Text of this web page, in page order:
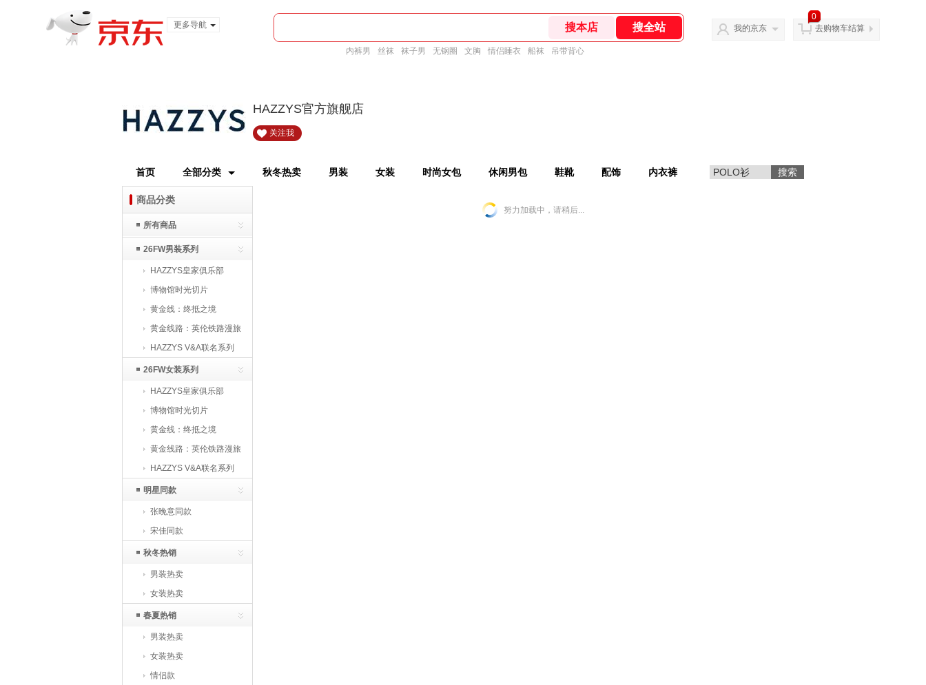
更多导航
内裤男 丝袜 袜子男 无钢圈 文胸 情侣睡衣 船袜 吊带背心
我的京东
0
去购物车结算
HAZZYS官方旗舰店
关注我
首页 全部分类 秋冬热卖 男装 女装 时尚女包 休闲男包 鞋靴 配饰 内衣裤
商品分类
所有商品
26FW男装系列
HAZZYS皇家俱乐部
博物馆时光切片
黄金线：终抵之境
黄金线路：英伦铁路漫旅
HAZZYS V&A联名系列
26FW女装系列
HAZZYS皇家俱乐部
博物馆时光切片
黄金线：终抵之境
黄金线路：英伦铁路漫旅
HAZZYS V&A联名系列
明星同款
张晚意同款
宋佳同款
秋冬热销
男装热卖
女装热卖
春夏热销
男装热卖
女装热卖
情侣款
努力加载中，请稍后...